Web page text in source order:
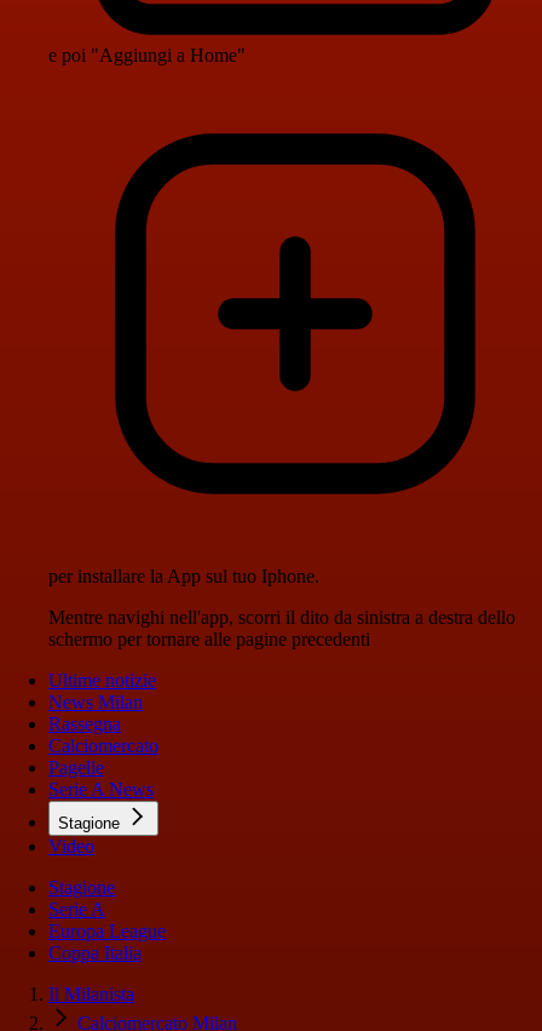
e poi "Aggiungi a Home"
per installare la App sul tuo Iphone.
Mentre navighi nell'app, scorri il dito da sinistra a destra dello
schermo per tornare alle pagine precedenti
Ultime notizie
News Milan
Rassegna
Calciomercato
Pagelle
Serie A News
Stagione
Video
Stagione
Serie A
Europa League
Coppa Italia
Il Milanista
Calciomercato Milan